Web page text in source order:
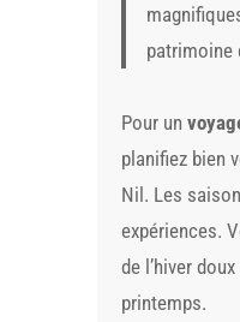
patrimoine
Pour un
planifiez bien
Nil. Les
expériences.
de l’hiver
printemps.